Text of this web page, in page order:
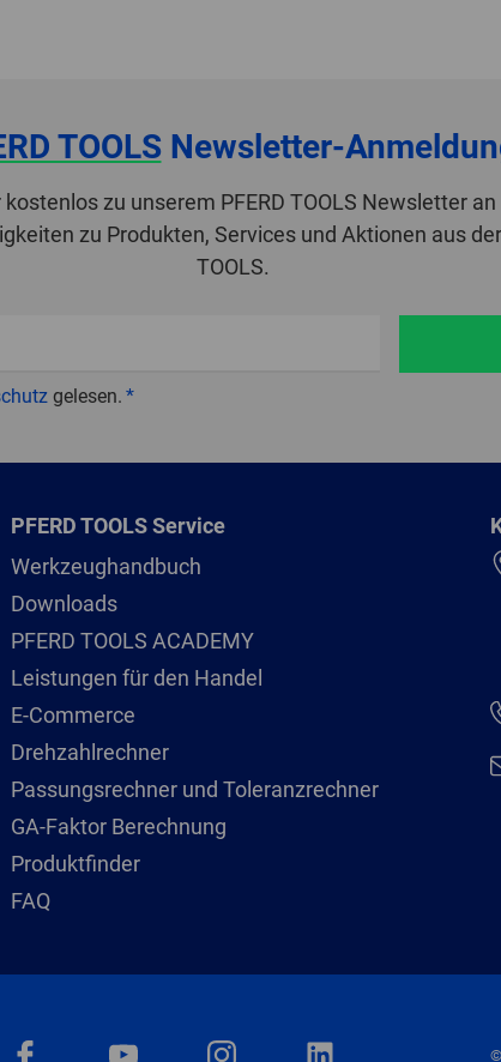
TOOLSNewsletter-
zu unserem PFERD TOOLS Newsletter
zu Produkten, Services und Aktionen aus
TOOLS.
gelesen.
PFERD TOOLS Service
Werkzeughandbuch
Downloads
PFERD TOOLS ACADEMY
Leistungen für den Handel
E-Commerce
Drehzahlrechner
Passungsrechner und Toleranzrechner
GA-Faktor Berechnung
Produktfinder
FAQ